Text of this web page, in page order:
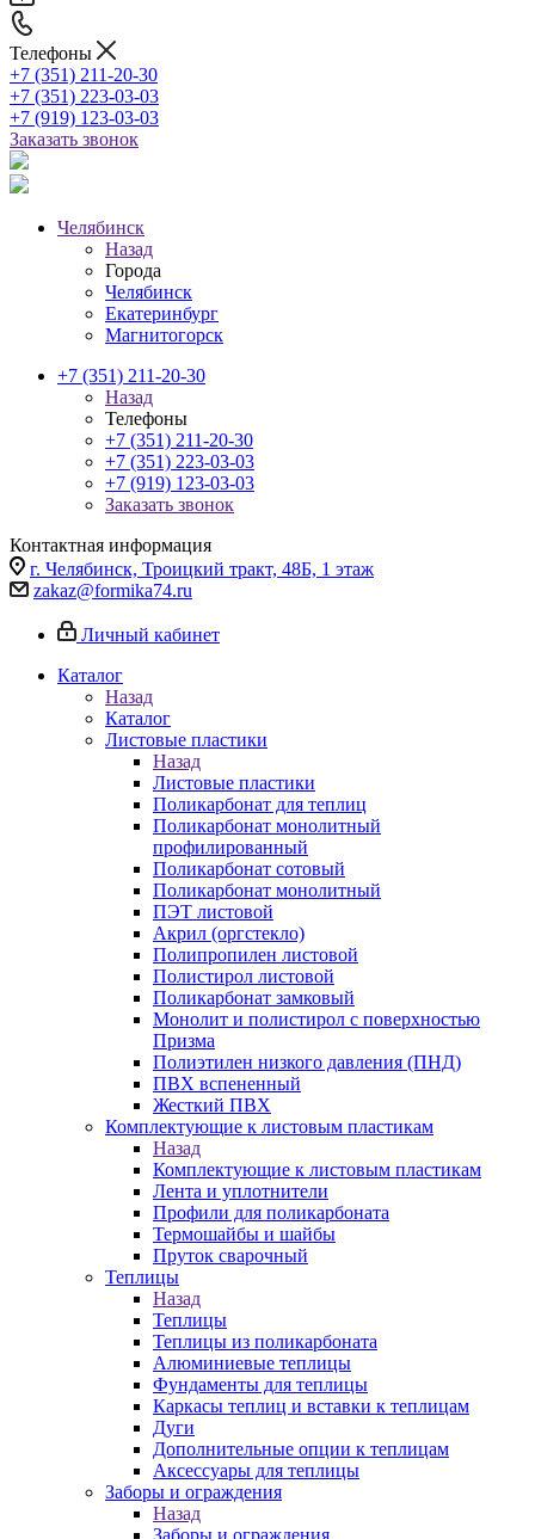
Телефоны
+7 (351) 211-20-30
+7 (351) 223-03-03
+7 (919) 123-03-03
Заказать звонок
Челябинск
Назад
Города
Челябинск
Екатеринбург
Магнитогорск
+7 (351) 211-20-30
Назад
Телефоны
+7 (351) 211-20-30
+7 (351) 223-03-03
+7 (919) 123-03-03
Заказать звонок
Контактная информация
г. Челябинск, Троицкий тракт, 48Б, 1 этаж
zakaz@formika74.ru
Личный кабинет
Каталог
Назад
Каталог
Листовые пластики
Назад
Листовые пластики
Поликарбонат для теплиц
Поликарбонат монолитный
профилированный
Поликарбонат сотовый
Поликарбонат монолитный
ПЭТ листовой
Акрил (оргстекло)
Полипропилен листовой
Полистирол листовой
Поликарбонат замковый
Монолит и полистирол с поверхностью
Призма
Полиэтилен низкого давления (ПНД)
ПВХ вспененный
Жесткий ПВХ
Комплектующие к листовым пластикам
Назад
Комплектующие к листовым пластикам
Лента и уплотнители
Профили для поликарбоната
Термошайбы и шайбы
Пруток сварочный
Теплицы
Назад
Теплицы
Теплицы из поликарбоната
Алюминиевые теплицы
Фундаменты для теплицы
Каркасы теплиц и вставки к теплицам
Дуги
Дополнительные опции к теплицам
Аксессуары для теплицы
Заборы и ограждения
Назад
Заборы и ограждения